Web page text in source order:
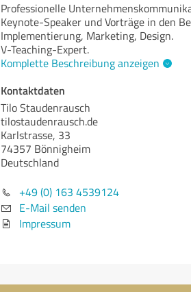
Professionelle
Keynote-Speaker und Vorträge in den
Implementierung, Marketing, Design.
V-Teaching-Expert.
Komplette Beschreibung anzeigen
Kontaktdaten
Tilo Staudenrausch
tilostaudenrausch.de
Karlstrasse, 33
74357 Bönnigheim
Deutschland
+49 (0) 163 4539124
E-Mail senden
Impressum